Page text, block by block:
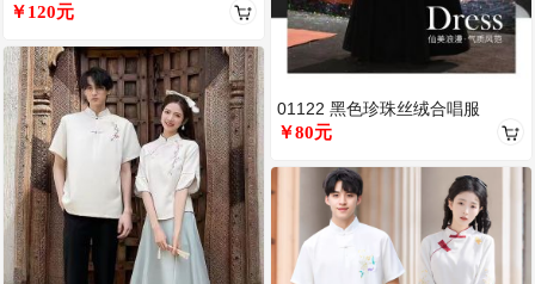
服
￥120元
01122 黑色珍珠丝绒合唱服
￥80元